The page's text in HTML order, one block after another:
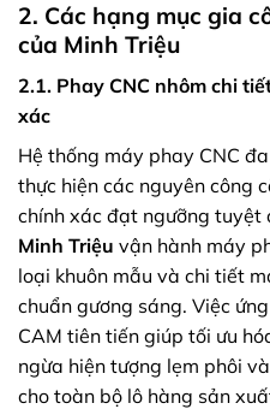
2. Các hạng mục gia
của Minh Triệu
2.1. Phay CNC nhôm chi
xác
Hệ thống máy phay CNC
thực hiện các nguyên công
chính xác đạt ngưỡng tuyệt
Minh Triệu vận hành máy
loại khuôn mẫu và chi tiết
chuẩn gương sáng. Việc
CAM tiên tiến giúp tối ưu
ngừa hiện tượng lẹm phôi
cho toàn bộ lô hàng sản